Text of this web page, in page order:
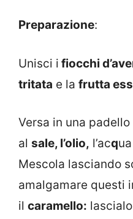
Preparazione:
Unisci i fiocchi
tritata e la frutta
Versa in una padello
al sale, l’olio, l’acq
Mescola lasciando
amalgamare questi
il caramello: